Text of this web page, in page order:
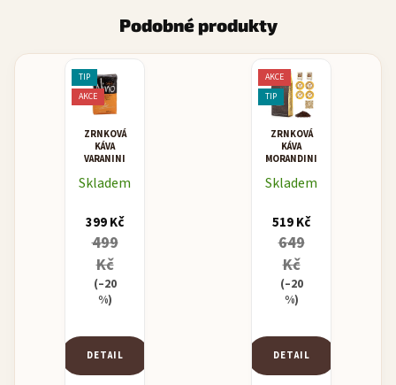
Podobné produkty
TIP
AKCE
ZRNKOVÁ
KÁVA
VARANINI
CREMA
Skladem
399 Kč
499
Kč
(–20
%)
DETAIL
AKCE
TIP
ZRNKOVÁ
KÁVA
MORANDINI
ORO -
KÁVA
Skladem
519 Kč
649
Kč
(–20
%)
DETAIL